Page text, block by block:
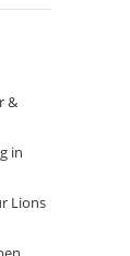
&
in
Lions